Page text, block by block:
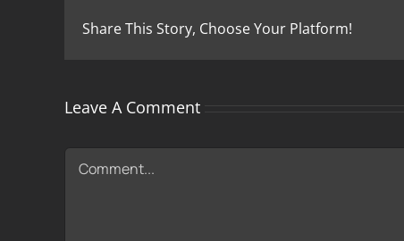
Share This Story, Choose Your Platform!
Leave A Comment
Comment